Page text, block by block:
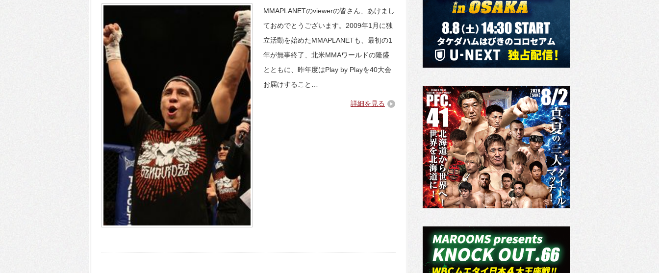
MMAPLANETのviewerの皆さん、あけまし
ておめでとうございます。2009年1月に独
立活動を始めたMMAPLANETも、最初の1
年が無事終了、北米MMAワールドの隆盛
とともに、昨年度はPlay by Playを40大会
お届けすること…
詳細を見る